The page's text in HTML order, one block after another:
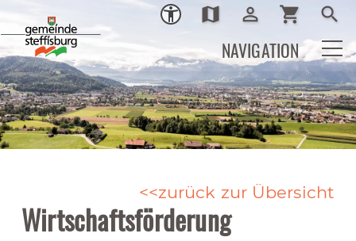
Ortsplan
map Login
person_outline shopping_cart search
NAVIGATION
zurück zur Übersicht
Wirtschaftsförderung